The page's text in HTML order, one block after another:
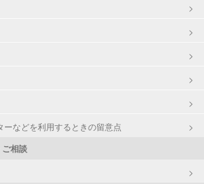
ーなどを利用するときの留意点
相談